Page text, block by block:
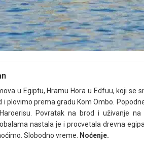
u Egiptu, Hramu Hora u Edfuu, koji se
plovimo prema gradu Kom Ombo.
Povratak na brod i uživanje
nastala je i procvetala drevna
Slobodno vreme.
Noćenje.